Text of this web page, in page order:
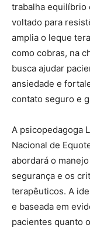
trabalha equilíbrio
voltado para
amplia o leque
como cobras, na
busca ajudar
ansiedade e
contato seguro e
A psicopedagoga
Nacional de
abordará o
segurança e os
terapêuticos. A
e baseada em
pacientes quanto